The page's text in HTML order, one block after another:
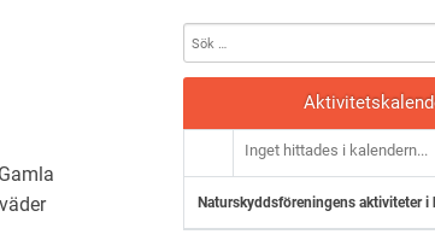
Inget hittades i kalendern...
Naturskyddsföreningens aktiviteter i